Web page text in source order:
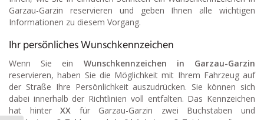
Garzau-Garzin reservieren und geben Ihnen alle wichtigen
Informationen zu diesem Vorgang.
Ihr persönliches Wunschkennzeichen
Wenn Sie ein Wunschkennzeichen in Garzau-Garzin
reservieren, haben Sie die Möglichkeit mit Ihrem Fahrzeug auf
der Straße Ihre Persönlichkeit auszudrücken. Sie können sich
dabei innerhalb der Richtlinien voll entfalten. Das Kennzeichen
hat hinterXX für Garzau-Garzin zwei Buchstaben und